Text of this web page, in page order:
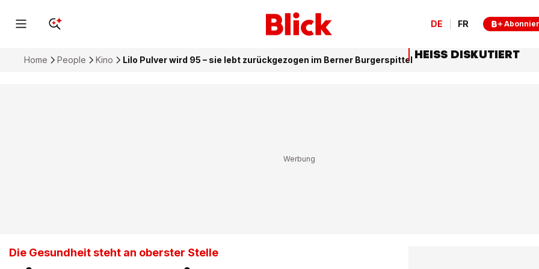
DE FR
Home People Kino Lilo Pulver wird 95 – sie lebt zurückgezogen im Berner Burgerspittel
Die Gesundheit steht an oberster Stelle
HEISS DISKUTIERT